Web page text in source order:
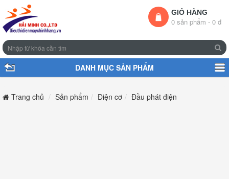
GIỎ HÀNG
0 sản phẩm - 0 đ
DANH MỤC SẢN PHẨM
Trang chủ Sản phẩm Điện cơ Đầu phát điện